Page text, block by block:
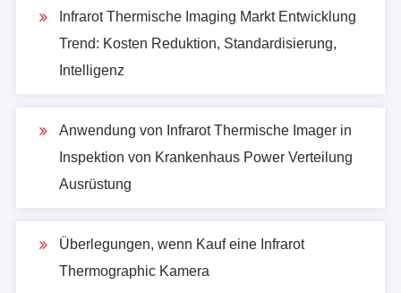
Infrarot Thermische Imaging Markt Entwicklung
Trend: Kosten Reduktion, Standardisierung,
Intelligenz
Anwendung von Infrarot Thermische Imager in
Inspektion von Krankenhaus Power Verteilung
Ausrüstung
Überlegungen, wenn Kauf eine Infrarot
Thermographic Kamera